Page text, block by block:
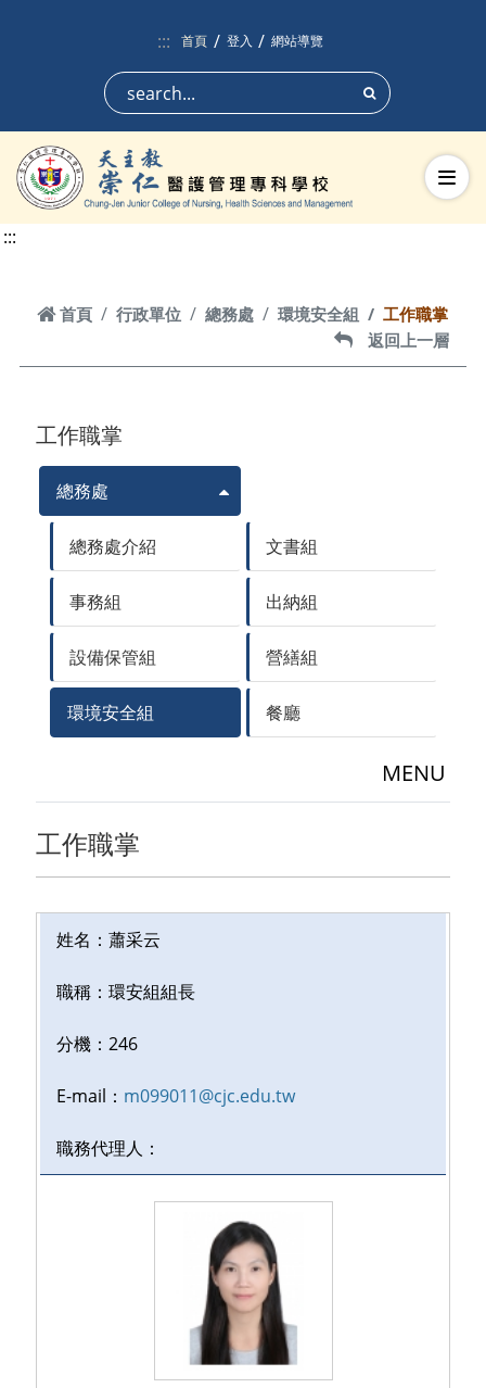
:::
首頁 登入 網站導覽
搜尋
切換
:::
首頁
首頁 行政單位 總務處 環境安全組 工作職掌
返回上一層
返回上一層
工作職掌
總務處
總務處介紹 文書組
事務組 出納組
設備保管組 營繕組
環境安全組 餐廳
MENU
工作職掌
姓名： 蕭采云
職稱： 環安組組長
分機： 246
E-mail： m099011@cjc.edu.tw
職務代理人：